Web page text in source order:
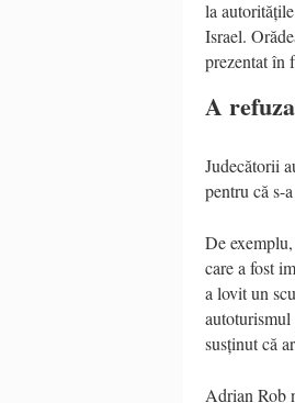
la
Israel.
prezentat în
A
Judecătorii
pentru că s-
De
care a fost
a lovit un
susținut că
Adrian Rob